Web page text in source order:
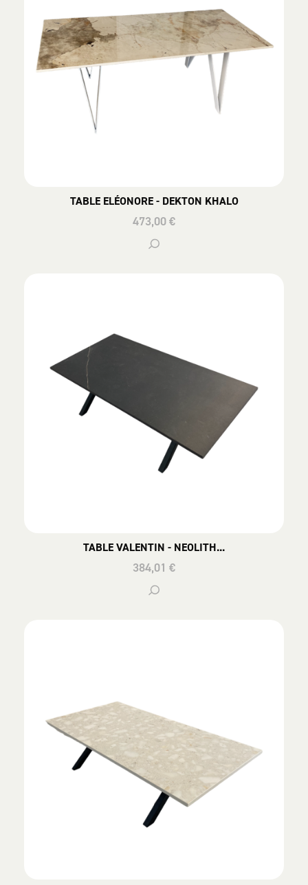
TABLE ELÉONORE - DEKTON KHALO
473,00 €
TABLE VALENTIN - NEOLITH...
384,01 €